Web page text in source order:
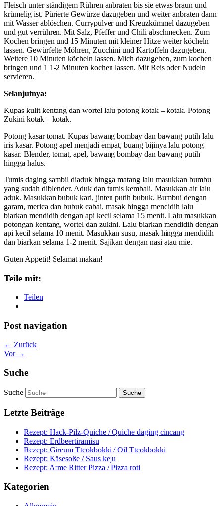
Fleisch unter ständigem Rühren anbraten bis sie etwas braun und
krümelig ist. Pürierte Gewürze dazugeben und weiter anbraten dann
mit Wasser ablöschen. Currypulver und Kreuzkümmel dazugeben
und gut verrühren. Mit Salz, Pfeffer und Chili abschmecken. Zum
Kochen bringen und 15 Minuten mit kleiner Hitze weiter köcheln
lassen. Gewürfelte Möhren, Zucchini und Kartoffeln dazugeben.
Weitere 10 Minuten köcheln lassen. Mich dazugeben, zum kochen
bringen und 1 1-2 Minuten kochen lassen. Mit Reis oder Nudeln
servieren.
Selanjutnya:
Kupas kulit kentang dan wortel lalu potong kotak – kotak. Potong
Zukini kotak – kotak.
Potong kasar tomat. Kupas bawang bombay dan bawang putih lalu
iris kasar. Potong apel menjadi empat, buang bijinya lalu potong
kasar. Blender, tomat, apel, bawang bombay dan bawang putih
hingga halus.
Tumis daging sambil diaduk hingga matang lalu masukkan bumbu
yang sudah diblender. Aduk dan tumis kembali. Masukkan air lalu
aduk. Masukkan bubuk kari, jinten putih bubuk. Bumbui dengan
garam, merica dan bubuk cabai. masak hingga mendidih lalu
biarkan mendidih dengan api kecil selama 15 menit. Lalu masukkan
potongan kentang, wortel dan zukini. Lalu biarkan mendidih dengan
api kecil selama 10 menit. Masukkan susu, masak hingga mendidih
dan biarkan selama 1-2 menit. Sajikan dengan nasi atau mie.
Guten Appetit! Selamat makan!
Teile mit:
Teilen
Post navigation
← Zurück
Vor →
Suche
Suche
Letzte Beiträge
Rezept: Hack-Pilz-Quiche / Quiche daging cincang
Rezept: Erdbeertiramisu
Rezept: Gireum Tteokbokki / Oil Tteokbokki
Rezept: Käsesoße / Saus keju
Rezept: Arme Ritter Pizza / Pizza roti
Kategorien